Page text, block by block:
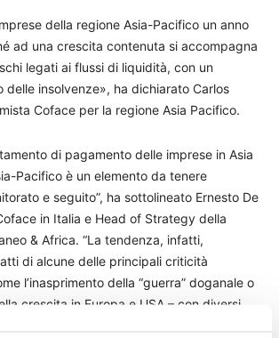
della regione Asia-Pacifico un anno
ad una crescita contenuta si accompagna
legati ai flussi di liquidità, con un
delle insolvenze», ha dichiarato Carlos
Coface per la regione Asia Pacifico.
di pagamento delle imprese in Asia
Pacifico è un elemento da tenere
e seguito”, ha sottolineato Ernesto De
in Italia e Head of Strategy della
& Africa. “La tendenza, infatti,
di alcune delle principali criticità
l’inasprimento della “guerra” doganale o
crescita in Europa e USA – con diversi